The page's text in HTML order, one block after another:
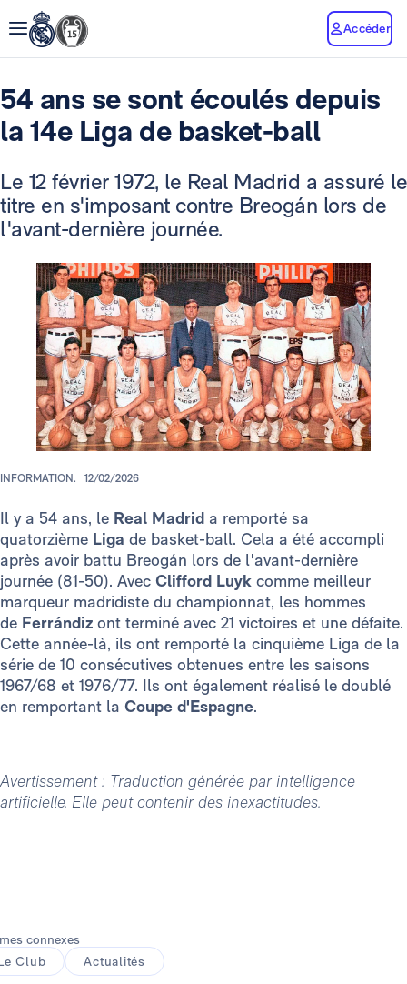
Accéder
54 ans se sont écoulés depuis
la 14e Liga de basket-ball
Le 12 février 1972, le Real Madrid a assuré le
titre en s'imposant contre Breogán lors de
l'avant-dernière journée.
INFORMATION. 12/02/2026
Il y a 54 ans, le Real Madrid a remporté sa
quatorzième Liga de basket-ball. Cela a été accompli
après avoir battu Breogán lors de l'avant-dernière
journée (81-50). Avec Clifford Luyk comme meilleur
marqueur madridiste du championnat, les hommes
de Ferrándiz ont terminé avec 21 victoires et une défaite.
Cette année-là, ils ont remporté la cinquième Liga de la
série de 10 consécutives obtenues entre les saisons
1967/68 et 1976/77. Ils ont également réalisé le doublé
en remportant la Coupe d'Espagne.
Avertissement : Traduction générée par intelligence
artificielle. Elle peut contenir des inexactitudes.
connexes
Club
Actualités